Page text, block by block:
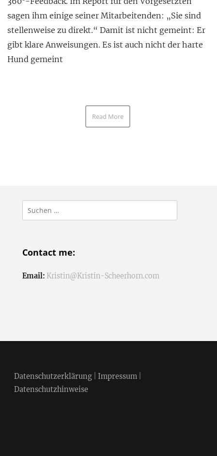
sagen ihm einige seiner Mitarbeitenden: „Sie sind
stellenweise zu direkt.“ Damit ist nicht gemeint: Er
gibt klare Anweisungen. Es ist auch nicht der harte
Hund gemeint
Read More
Suchen
nach:
Contact me:
Email: Kristin@Kristin-Scheerhorn.com
Datenschutzerklärung| Impressum|
Datenschutzhinweise